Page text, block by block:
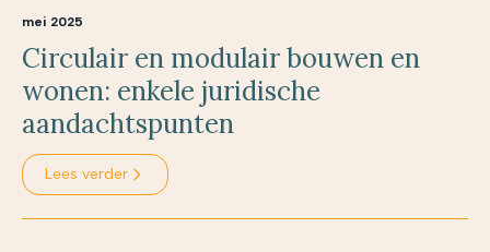
mei 2025
Circulair en modulair bouwen en
wonen: enkele juridische
aandachtspunten
Lees verder